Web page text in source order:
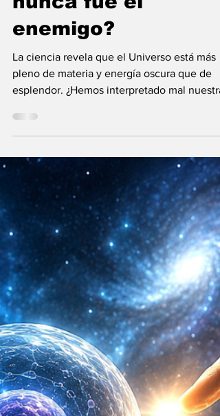
nunca fue el
enemigo?
La ciencia revela que el Universo está más
pleno de materia y energía oscura que de
esplendor. ¿Hemos interpretado mal
diferencias?